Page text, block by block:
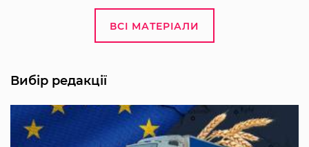
ВСІ МАТЕРІАЛИ
Вибір редакції